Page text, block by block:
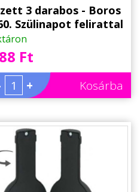
3 darabos - Boros
Szülinapot felirattal
Szülinapra
Ft
+ Kosárba